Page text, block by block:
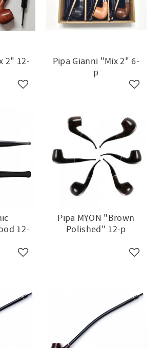
2" 12-
Lägg till i favoriter
Pipa Gianni "Mix 2" 6-
p
Lägg
12-
Lägg till i favoriter
Pipa MYON "Brown
Polished" 12-p
Lägg